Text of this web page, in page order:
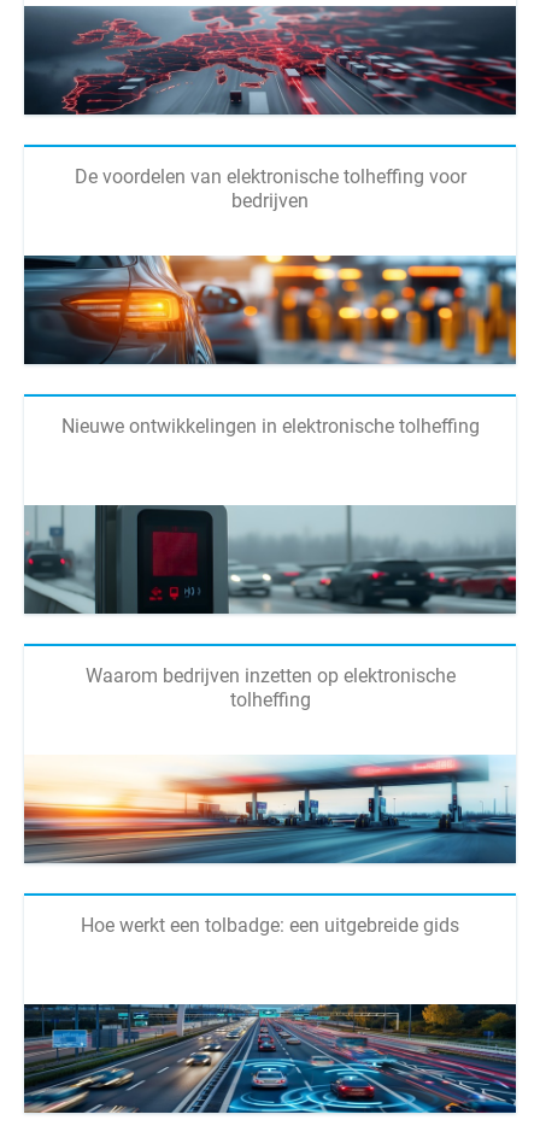
De voordelen van elektronische tolheffing voor
bedrijven
Nieuwe ontwikkelingen in elektronische tolheffing
Waarom bedrijven inzetten op elektronische
tolheffing
Hoe werkt een tolbadge: een uitgebreide gids